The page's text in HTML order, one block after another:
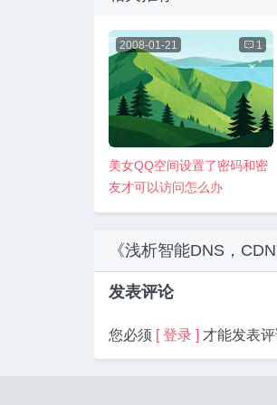
2008-01-21  1
美女QQ空间设置了密码和密
友才可以访问怎么办
《浅析智能DNS，
发表评论
您必须 [ 登录 ] 才能发表评